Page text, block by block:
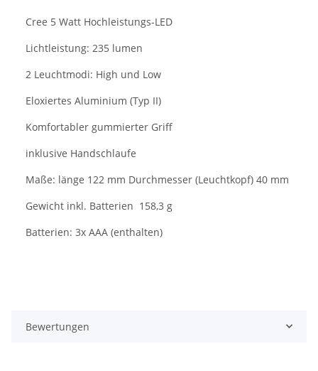
Cree 5 Watt Hochleistungs-LED
Lichtleistung: 235 lumen
2 Leuchtmodi: High und Low
Eloxiertes Aluminium (Typ II)
Komfortabler gummierter Griff
inklusive Handschlaufe
Maße: länge 122 mm Durchmesser (Leuchtkopf) 40 mm
Gewicht inkl. Batterien 158,3 g
Batterien: 3x AAA (enthalten)
Bewertungen